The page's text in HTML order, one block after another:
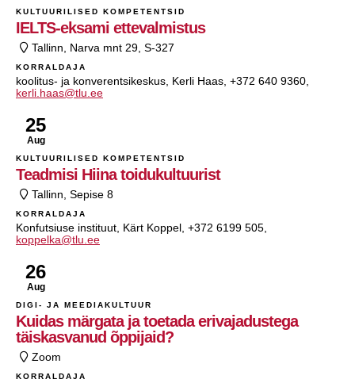
KULTUURILISED KOMPETENTSID
IELTS-eksami ettevalmistus
Tallinn, Narva mnt 29, S-327
KORRALDAJA
koolitus- ja konverentsikeskus, Kerli Haas, +372 640 9360,
kerli.haas@tlu.ee
25
Aug
KULTUURILISED KOMPETENTSID
Teadmisi Hiina toidukultuurist
Tallinn, Sepise 8
KORRALDAJA
Konfutsiuse instituut, Kärt Koppel, +372 6199 505,
koppelka@tlu.ee
26
Aug
DIGI- JA MEEDIAKULTUUR
Kuidas märgata ja toetada erivajadustega
täiskasvanud õppijaid?
Zoom
KORRALDAJA